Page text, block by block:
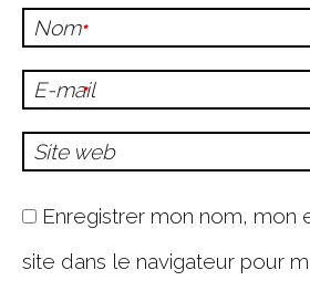
Nom*
E-mail
*
Site web
Enregistrer mon nom, mon
site dans le navigateur pour